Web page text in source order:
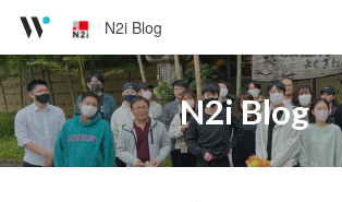
N2i Blog
N2i Blog